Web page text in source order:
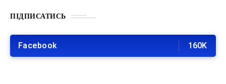
ПІДПИСАТИСЬ
Facebook 160K